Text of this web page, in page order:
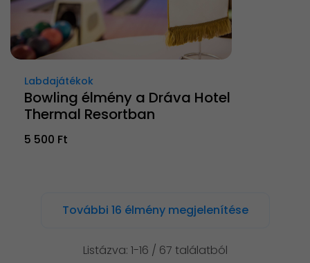
Labdajátékok
Bowling élmény a Dráva Hotel
Thermal Resortban
5 500 Ft
További 16 élmény megjelenítése
Listázva: 1-16 / 67 találatból